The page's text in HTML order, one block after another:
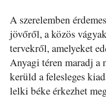
A szerelemben
jövőről, a közös
tervekről, amelyeket
Anyagi téren maradj a
kerüld a felesleges
lelki béke érkezhet